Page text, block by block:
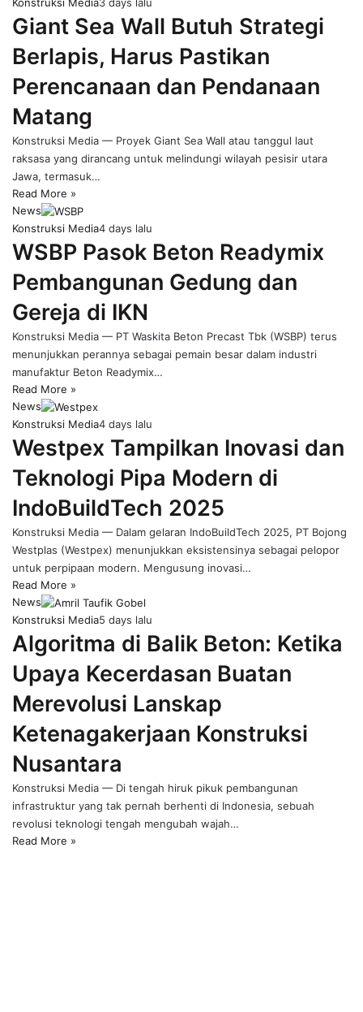
Konstruksi Media3 days lalu
Giant Sea Wall Butuh Strategi
Berlapis, Harus Pastikan
Perencanaan dan Pendanaan
Matang
Konstruksi Media — Proyek Giant Sea Wall atau tanggul laut
raksasa yang dirancang untuk melindungi wilayah pesisir utara
Jawa, termasuk…
Read More »
News
Konstruksi Media4 days lalu
WSBP Pasok Beton Readymix
Pembangunan Gedung dan
Gereja di IKN
Konstruksi Media — PT Waskita Beton Precast Tbk (WSBP) terus
menunjukkan perannya sebagai pemain besar dalam industri
manufaktur Beton Readymix…
Read More »
News
Konstruksi Media4 days lalu
Westpex Tampilkan Inovasi dan
Teknologi Pipa Modern di
IndoBuildTech 2025
Konstruksi Media — Dalam gelaran IndoBuildTech 2025, PT Bojong
Westplas (Westpex) menunjukkan eksistensinya sebagai pelopor
untuk perpipaan modern. Mengusung inovasi…
Read More »
News
Konstruksi Media5 days lalu
Algoritma di Balik Beton: Ketika
Upaya Kecerdasan Buatan
Merevolusi Lanskap
Ketenagakerjaan Konstruksi
Nusantara
Konstruksi Media — Di tengah hiruk pikuk pembangunan
infrastruktur yang tak pernah berhenti di Indonesia, sebuah
revolusi teknologi tengah mengubah wajah…
Read More »